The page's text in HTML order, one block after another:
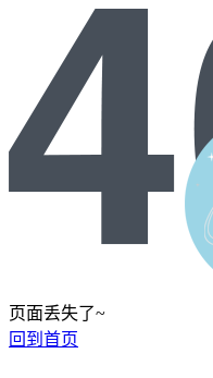
页面丢失了~
回到首页